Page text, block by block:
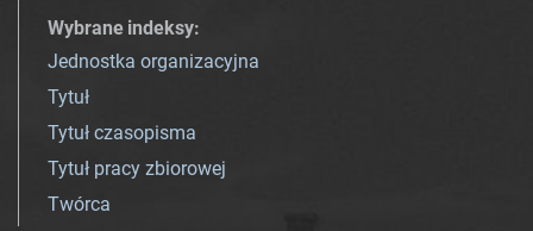
Wybrane indeksy:
Jednostka organizacyjna
Tytuł
Tytuł czasopisma
Tytuł pracy zbiorowej
Twórca